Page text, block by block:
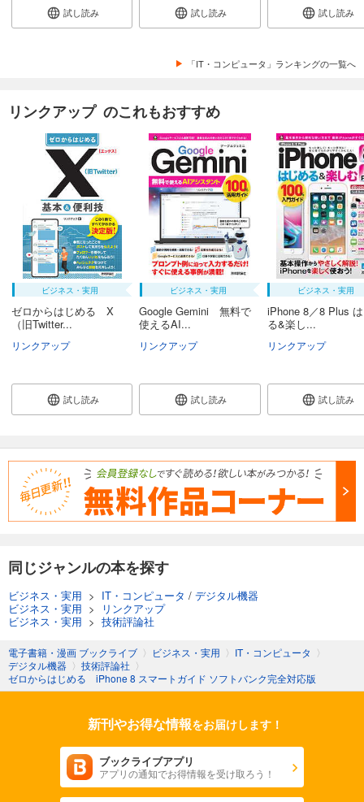
試し読み 試し読み 試し読み
「IT・コンピュータ」ランキングの一覧へ
リンクアップ のこれもおすすめ
ビジネス・実用
ゼロからはじめる X
（旧Twitter...
リンクアップ
試し読み
ビジネス・実用
Google Gemini 無料で
使えるAI...
リンクアップ
試し読み
ビジネス・実用
iPhone 8／8 Plus
る&楽し...
リンクアップ
試し読み
同じジャンルの本を探す
ビジネス・実用 > IT・コンピュータ / デジタル機器
ビジネス・実用 >
リンクアップ
ビジネス・実用 > 技術評論社
電子書籍・漫画 ブックライブ 〉 ビジネス・実用 〉 IT・コンピュータ 〉
デジタル機器 〉 技術評論社 〉
ゼロからはじめる iPhone 8 スマートガイド ソフトバンク完全対応版
新刊やお得な情報をお届けします！
ブックライブアプリ
アプリの通知でお得情報を受け取ろう！